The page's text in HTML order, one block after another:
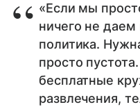
«Если мы
ничего не
политика.
просто
бесплатные
развлечения,